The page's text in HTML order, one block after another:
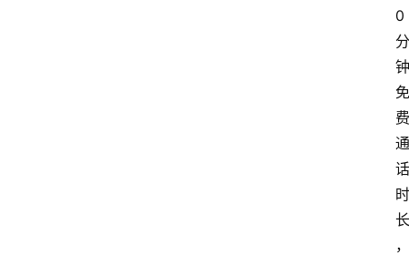
0
分
钟
免
费
通
话
时
长
，